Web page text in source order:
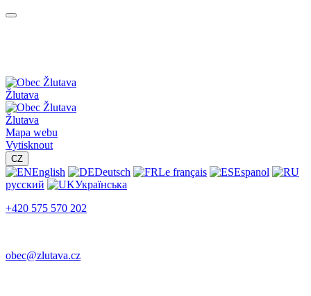
Žlutava
Žlutava
Mapa webu
Vytisknout
CZ
English Deutsch Le français
Espanol
русский
Українська
+420 575 570 202
obec@zlutava.cz